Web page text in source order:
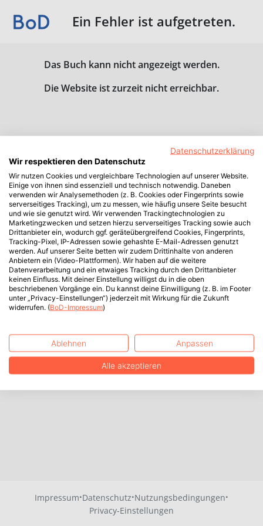
Ein Fehler ist aufgetreten.
Das Buch kann nicht angezeigt werden.
Die Website ist zurzeit nicht erreichbar.
Impressum·Datenschutz·Nutzungsbedingungen·
Privacy-Einstellungen
Datenschutzerklärung
Wir respektieren den Datenschutz
Wir nutzen Cookies und vergleichbare Technologien auf unserer Website.
Einige von ihnen sind essenziell und technisch notwendig. Daneben
verwenden wir Analysemethoden (z. B. Cookies oder Fingerprints sowie
serverseitiges Tracking), um zu messen, wie häufig unsere Seite besucht
und wie sie genutzt wird. Wir verwenden Trackingtechnologien zu
Marketingzwecken und setzen hierzu serverseitiges Tracking sowie auch
Drittanbieter ein, wodurch ggf. geräteübergreifend Cookies, Fingerprints,
Tracking-Pixel, IP-Adressen sowie gehashte E-Mail-Adressen genutzt
werden. Auf unserer Seite betten wir zudem Drittinhalte von anderen
Anbietern ein (Video-Plattformen). Wir haben auf die weitere
Datenverarbeitung und ein etwaiges Tracking durch den Drittanbieter
keinen Einfluss. Mit deiner Einstellung willigst du in die oben
beschriebenen Vorgänge ein. Du kannst deine Einwilligung (z. B. im Footer
unter „Privacy-Einstellungen“) jederzeit mit Wirkung für die Zukunft
widerrufen. (BoD-Impressum)
Ablehnen Anpassen
Alle akzeptieren